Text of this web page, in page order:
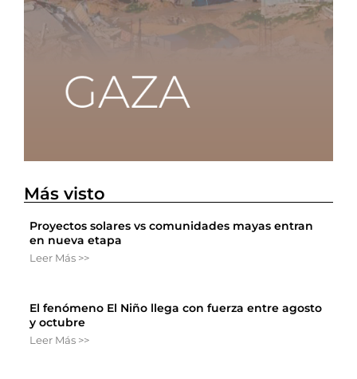
Más visto
Proyectos solares vs comunidades mayas entran
en nueva etapa
Leer Más >>
El fenómeno El Niño llega con fuerza entre agosto
y octubre
Leer Más >>